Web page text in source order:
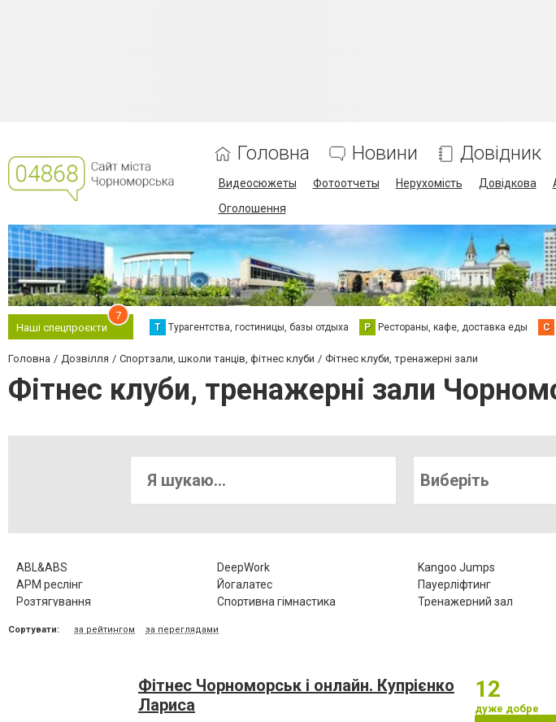
Головна Новини Довідник
Видеосюжеты Фотоотчеты Нерухомість Довідкова
Оголошення
Наші спецпроєкти
7
Т Турагентства, гостиницы, базы отдыха Р Рестораны, кафе, доставка еды С
Головна Дозвілля Спортзали, школи танців, фітнес клуби Фітнес клуби, тренажерні зали
Фітнес клуби, тренажерні зали
Виберіть
ABL&ABS DeepWork Kangoo Jumps
АРМ реслінг
Йогалатес Пауерліфтинг
Розтягування
Спортивна гімнастика Тренажерний зал
Сортувати: за рейтингом за переглядами
Фітнес Чорноморськ і онлайн. Купрієнко
Лариса
12
дуже добре